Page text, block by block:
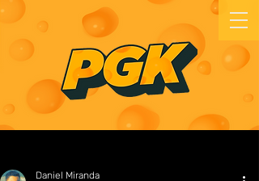
Daniel Miranda